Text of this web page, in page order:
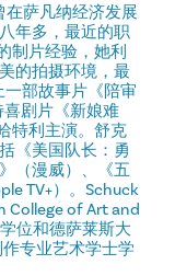
萨凡纳经济发展
年多，最近的职
制片经验，她利
的拍摄环境，最
部故事片《陪审
剧片《新娘难
特利主演。舒克
《美国队长：勇
（漫威）、《五
TV+）。Schuck
College of Art and
位和德萨莱斯大
专业艺术学士学